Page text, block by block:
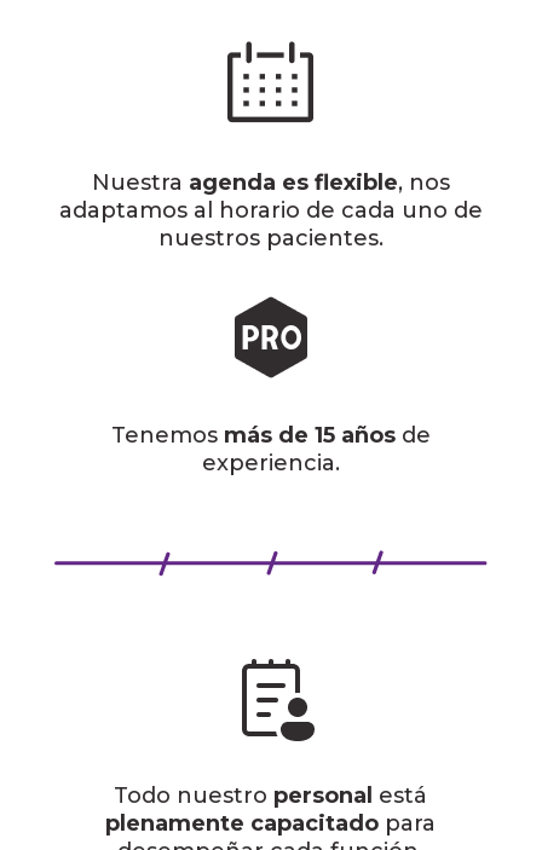
Nuestra agenda es flexible, nos
adaptamos al horario de cada uno de
nuestros pacientes.
Tenemos más de 15 añosde
experiencia.
Todo nuestro personal está
plenamente capacitado para